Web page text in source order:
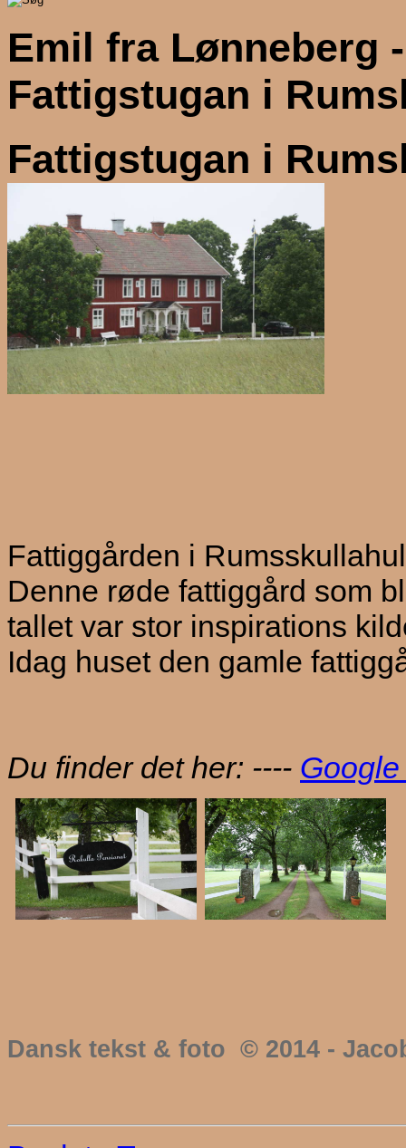
Emil fra Lønneberg
Fattigstugan i
Fattigstugan i
Fattiggården i
Denne røde fattiggård som
tallet var stor inspirations
Idag huset den gamle
Du finder det her: ----
Dansk tekst & foto © 2014 -